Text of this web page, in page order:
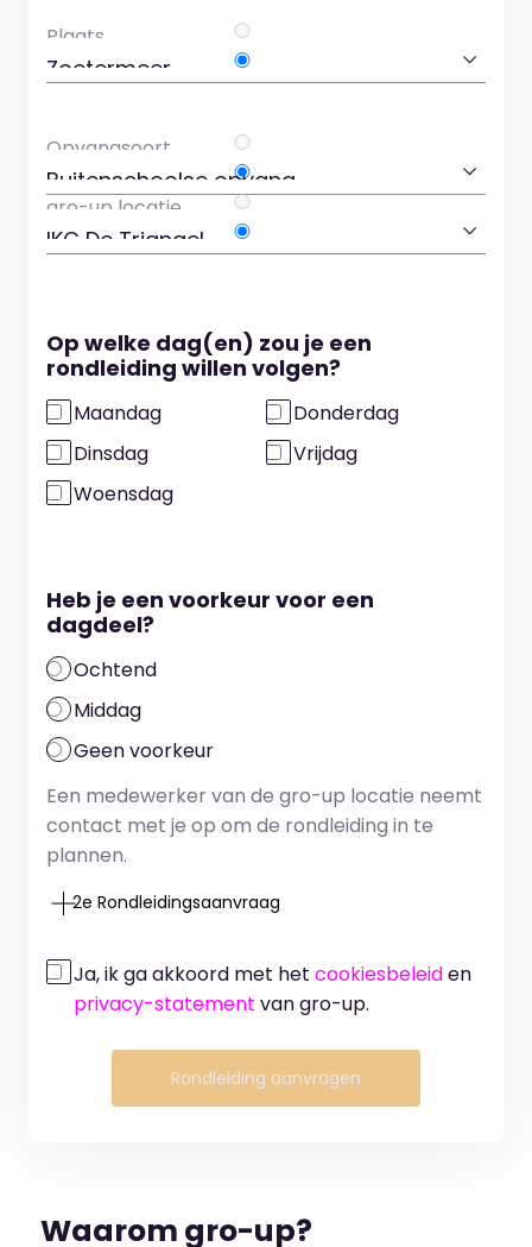
Op welke dag(en) zou je een
rondleiding willen volgen?
Maandag
Dinsdag
Woensdag
Donderdag
Vrijdag
Heb je een voorkeur voor een
dagdeel?
Ochtend
Middag
Geen voorkeur
Een medewerker van de gro-up locatie neemt
contact met je op om de rondleiding in te
plannen.
2e Rondleidingsaanvraag
Ja, ik ga akkoord met het cookiesbeleiden
privacy-statement van gro-up.
Rondleiding aanvragen
Waarom gro-up?